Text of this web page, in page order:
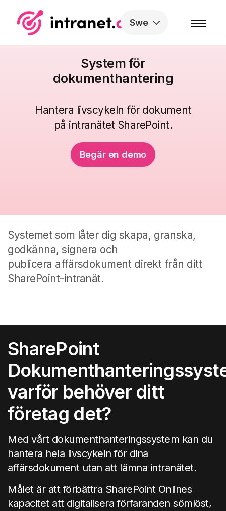
Swe
System för
dokumenthantering
Hantera livscykeln för dokument
på intranätet SharePoint.
Begär en demo
Systemet som låter dig skapa, granska,
godkänna, signera och
publicera affärsdokument direkt från ditt
SharePoint-intranät.
SharePoint
varför behöver ditt
företag det?
Med vårt dokumenthanteringssystem kan du
hantera hela livscykeln för dina
affärsdokument utan att lämna intranätet.
Målet är att förbättra SharePoint Onlines
kapacitet att digitalisera förfaranden sömlöst,